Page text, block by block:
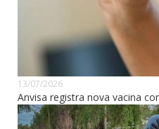
13/07/2026
Anvisa registra nova vacina